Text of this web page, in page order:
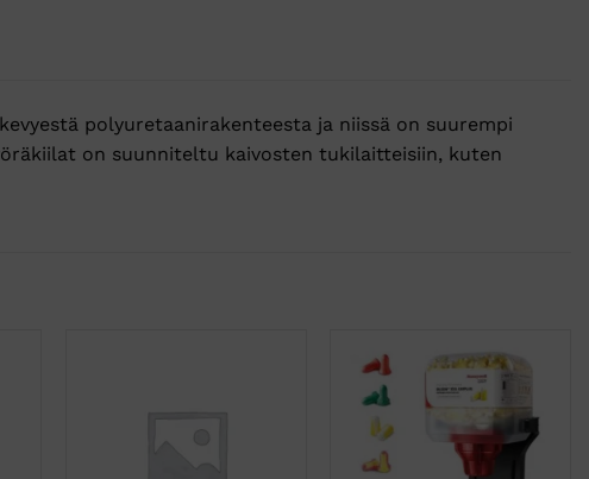
polyuretaanirakenteesta ja niissä on suurempi
on suunniteltu kaivosten tukilaitteisiin, kuten